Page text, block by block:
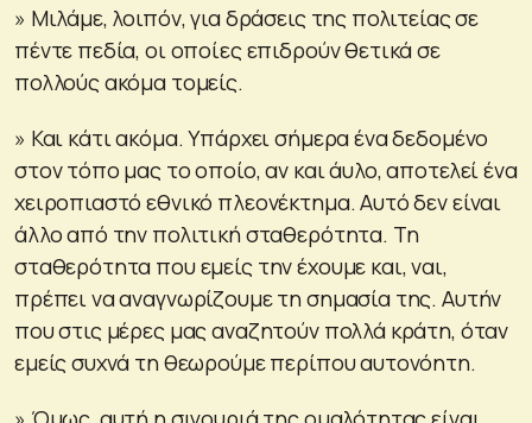
» Μιλάμε, λοιπόν, για δράσεις της πολιτείας σε
πέντε πεδία, οι οποίες επιδρούν θετικά σε
πολλούς ακόμα τομείς.
» Και κάτι ακόμα. Υπάρχει σήμερα ένα δεδομένο
στον τόπο μας το οποίο, αν και άυλο, αποτελεί ένα
χειροπιαστό εθνικό πλεονέκτημα. Αυτό δεν είναι
άλλο από την πολιτική σταθερότητα. Τη
σταθερότητα που εμείς την έχουμε και, ναι,
πρέπει να αναγνωρίζουμε τη σημασία της. Αυτήν
που στις μέρες μας αναζητούν πολλά κράτη, όταν
εμείς συχνά τη θεωρούμε περίπου αυτονόητη.